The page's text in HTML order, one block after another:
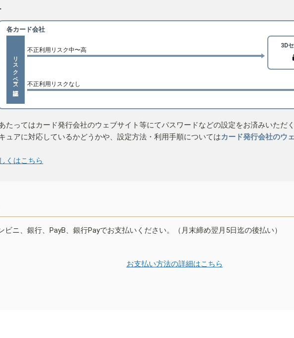
各カード会社
リスクベース認証
不正利用リスク中〜高
3D
不正利用リスクなし
たってはカード発行会社のウェブサイト等にてパスワードなどの設定をお済みいただ
ュアに対応しているかどうかや、設定方法・利用手順についてはカード発行会社のウ
くはこちら
ニ、銀行、PayB、銀行Payでお支払いください。（月末締め翌月5日迄の後払い）
お支払い方法の詳細はこちら